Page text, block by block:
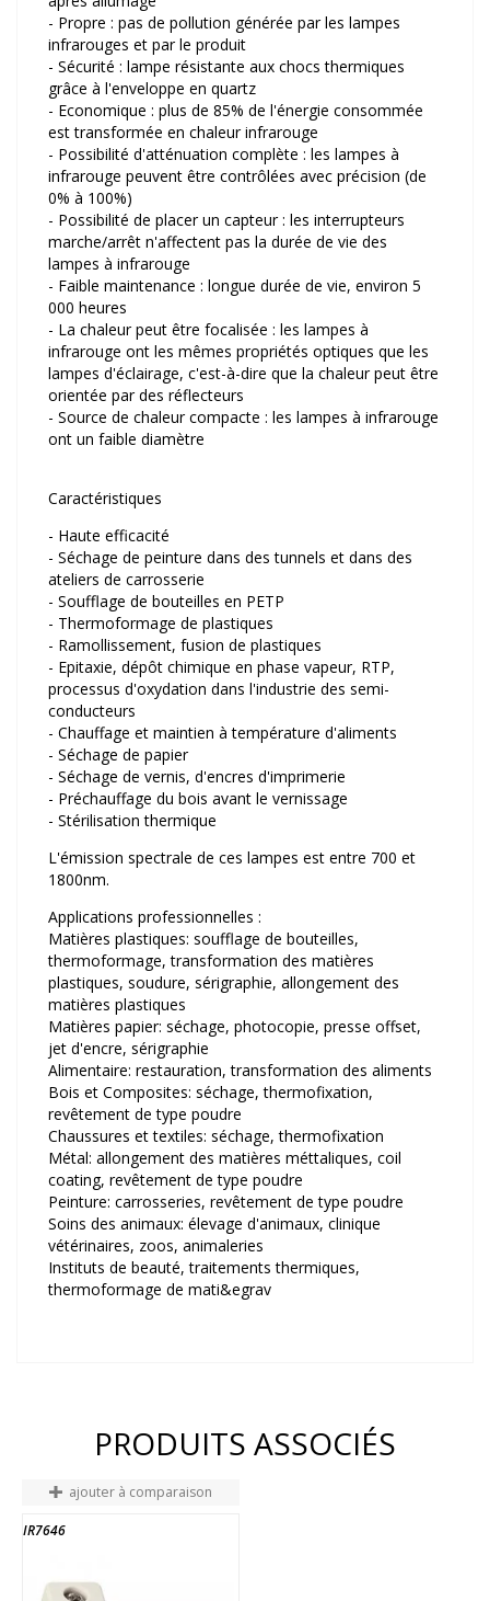
- Propre : pas de pollution générée par les lampes
infrarouges et par le produit
- Sécurité : lampe résistante aux chocs thermiques
grâce à l'enveloppe en quartz
- Economique : plus de 85% de l'énergie consommée
est transformée en chaleur infrarouge
- Possibilité d'atténuation complète : les lampes à
infrarouge peuvent être contrôlées avec précision (de
0% à 100%)
- Possibilité de placer un capteur : les interrupteurs
marche/arrêt n'affectent pas la durée de vie des
lampes à infrarouge
- Faible maintenance : longue durée de vie, environ 5
000 heures
- La chaleur peut être focalisée : les lampes à
infrarouge ont les mêmes propriétés optiques que les
lampes d'éclairage, c'est-à-dire que la chaleur peut être
orientée par des réflecteurs
- Source de chaleur compacte : les lampes à infrarouge
ont un faible diamètre
Caractéristiques
- Haute efficacité
- Séchage de peinture dans des tunnels et dans des
ateliers de carrosserie
- Soufflage de bouteilles en PETP
- Thermoformage de plastiques
- Ramollissement, fusion de plastiques
- Epitaxie, dépôt chimique en phase vapeur, RTP,
processus d'oxydation dans l'industrie des semi-
conducteurs
- Chauffage et maintien à température d'aliments
- Séchage de papier
- Séchage de vernis, d'encres d'imprimerie
- Préchauffage du bois avant le vernissage
- Stérilisation thermique
L'émission spectrale de ces lampes est entre 700 et
1800nm.
Applications professionnelles :
Matières plastiques: soufflage de bouteilles,
thermoformage, transformation des matières
plastiques, soudure, sérigraphie, allongement des
matières plastiques
Matières papier: séchage, photocopie, presse offset,
jet d'encre, sérigraphie
Alimentaire: restauration, transformation des aliments
Bois et Composites: séchage, thermofixation,
revêtement de type poudre
Chaussures et textiles: séchage, thermofixation
Métal: allongement des matières méttaliques, coil
coating, revêtement de type poudre
Peinture: carrosseries, revêtement de type poudre
Soins des animaux: élevage d'animaux, clinique
vétérinaires, zoos, animaleries
Instituts de beauté, traitements thermiques,
thermoformage de mati&egrav
PRODUITS ASSOCIÉS
ajouter à comparaison
IR7646